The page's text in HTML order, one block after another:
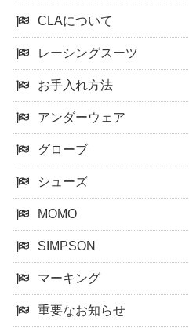
CLAについて
レーシングスーツ
お手入れ方法
アンダーウェア
グローブ
シューズ
MOMO
SIMPSON
マーキング
重要なお知らせ